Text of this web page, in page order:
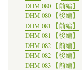
DHM 080 【前編】
DHM 080 【後編】
DHM 081 【前編】
DHM 081 【後編】
DHM 082 【前編】
DHM 082 【後編】
DHM 083 【前編】